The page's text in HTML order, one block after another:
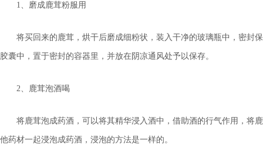
1、磨成鹿茸粉服用
将买回来的鹿茸，烘干后磨成细粉状，装入干净的玻璃瓶中，密封
胶囊中，置于密封的容器里，并放在阴凉通风处予以保存。
2、鹿茸泡酒喝
将鹿茸泡成药酒，可以将其精华浸入酒中，借助酒的行气作用，将
他药材一起浸泡成药酒，浸泡的方法是一样的。